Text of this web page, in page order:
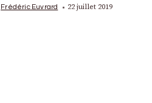
Frédéric Euvrard 22 juillet 2019